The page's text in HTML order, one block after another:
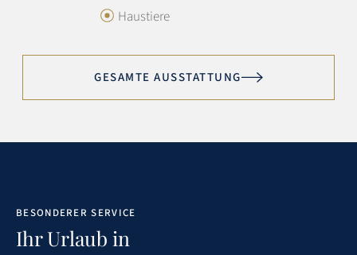
Haustiere
GESAMTE AUSSTATTUNG
4.7
Sotheby’s Service:4.9
Exzellent
und bis ins kleinste Detail durchdacht. Man merkt sofort,
mit wie viel Liebe und Sorgfalt dieses Haus eingerichtet
BESONDERER SERVICE
Ihr Urlaub in